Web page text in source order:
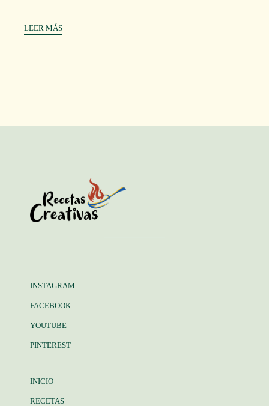
LEER MÁS
INSTAGRAM
FACEBOOK
YOUTUBE
PINTEREST
INICIO
RECETAS